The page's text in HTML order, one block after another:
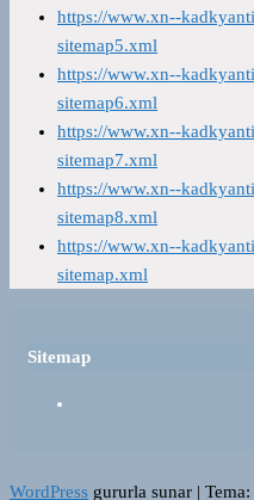
https://www.xn--
sitemap5.xml
https://www.xn--
sitemap6.xml
https://www.xn--
sitemap7.xml
https://www.xn--
sitemap8.xml
https://www.xn--
sitemap.xml
Sitemap
WordPress gururla sunar | Tema: